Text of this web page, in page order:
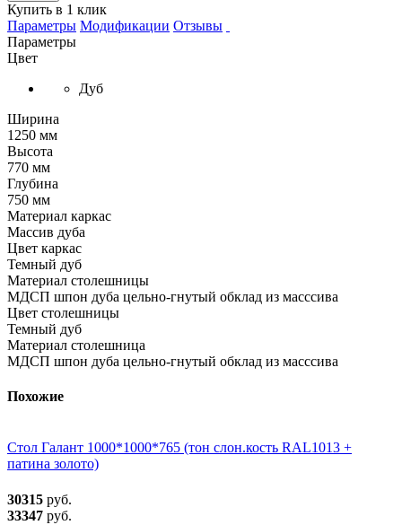
Купить в 1 клик
Параметры Модификации Отзывы
Параметры
Цвет
Дуб
Ширина
1250 мм
Высота
770 мм
Глубина
750 мм
Материал каркас
Массив дуба
Цвет каркас
Темный дуб
Материал столешницы
МДСП шпон дуба цельно-гнутый обклад из масссива
Цвет столешницы
Темный дуб
Материал столешница
МДСП шпон дуба цельно-гнутый обклад из масссива
Похожие
Стол Галант 1000*1000*765 (тон слон.кость RAL1013 +
патина золото)
30315 руб.
33347 руб.